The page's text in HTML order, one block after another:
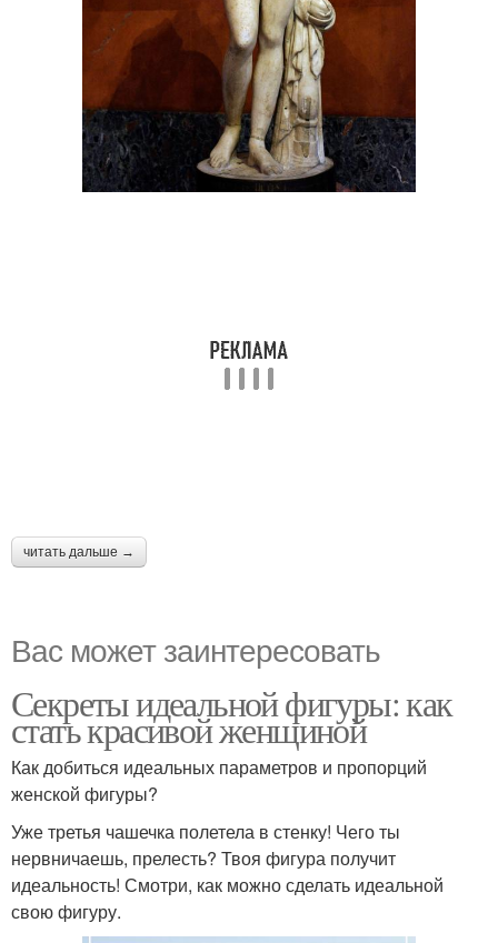
читать дальше →
Вас может заинтересовать
Секреты идеальной фигуры: как
стать красивой женщиной
Как добиться идеальных параметров и пропорций
женской фигуры?
Уже третья чашечка полетела в стенку! Чего ты
нервничаешь, прелесть? Твоя фигура получит
идеальность! Смотри, как можно сделать идеальной
свою фигуру.